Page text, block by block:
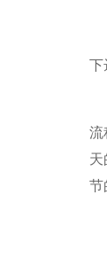
下
流
节